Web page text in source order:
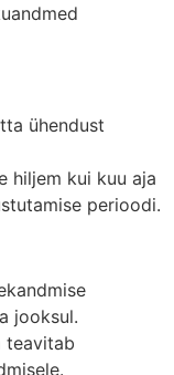
ühendust
hiljem kui kuu aja
perioodi.
jooksul.
teavitab